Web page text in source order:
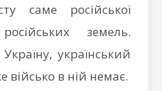
саме російської
земель.
український
військо в ній немає.